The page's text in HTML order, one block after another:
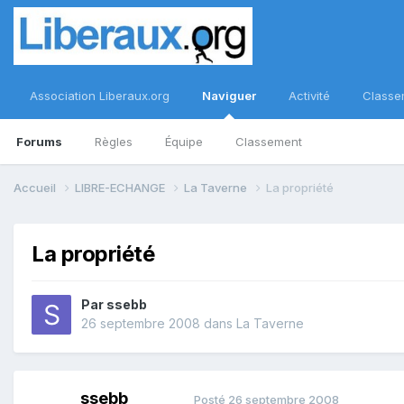
Association Liberaux.org Naviguer
Forums Règles Équipe Classement
Activité
Accueil LIBRE-ECHANGE La Taverne La propriété
La propriété
Par ssebb
26 septembre 2008 dans La Taverne
ssebb Posté 26 septembre 2008